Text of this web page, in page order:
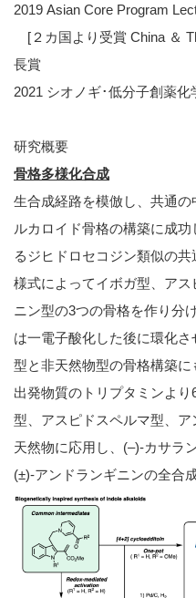
2019 Asian Core Program
[２カ国より受賞 China ＆
長賞
2021 シオノギ･低分子創薬
研究概要
骨格多様化合成
生合成経路を模倣し、共通
ルカロイド骨格の構築に成功
るジヒドロセコジン類似の
様式によってイボガ型、ア
ニン型の3つの骨格を作り分
は一電子酸化した後に環化
型と非天然物型の骨格構築
出発物質のトリプタミンよ
型、アスピドスペルマ型、
天然物に応用し、(–)-カサラ
(±)-アンドランギニンの全合